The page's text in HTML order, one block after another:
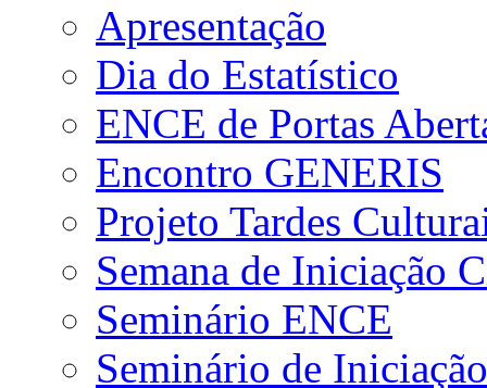
Apresentação
Dia do Estatístico
ENCE de Portas
Encontro GENERIS
Projeto Tardes
Semana de Iniciação
Seminário ENCE
Seminário de